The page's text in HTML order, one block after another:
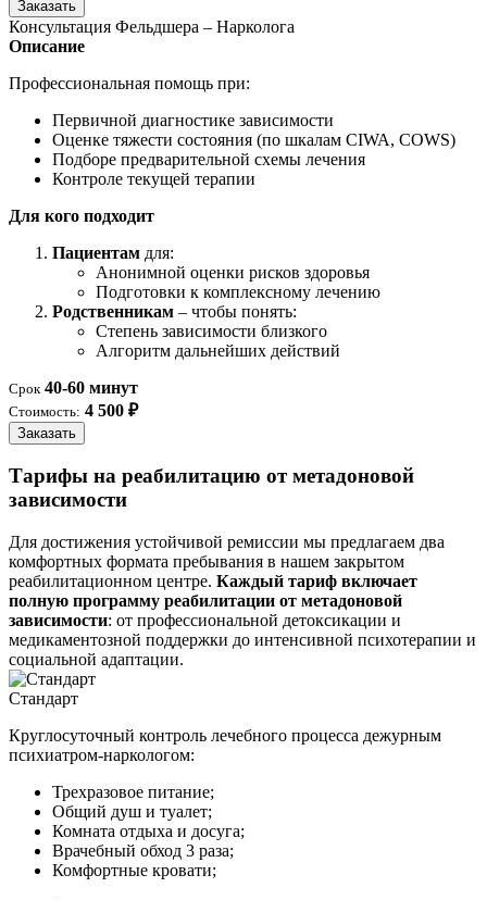
Заказать
Консультация Фельдшера – Нарколога
Описание
Профессиональная помощь при:
Первичной диагностике зависимости
Оценке тяжести состояния (по шкалам CIWA, COWS)
Подборе предварительной схемы лечения
Контроле текущей терапии
Для кого подходит
Пациентам для:
Анонимной оценки рисков здоровья
Подготовки к комплексному лечению
Родственникам – чтобы понять:
Степень зависимости близкого
Алгоритм дальнейших действий
Срок 40-60 минут
Стоимость: 4 500 ₽
Заказать
Тарифы на реабилитацию от метадоновой
зависимости
Для достижения устойчивой ремиссии мы предлагаем два
комфортных формата пребывания в нашем закрытом
реабилитационном центре. Каждый тариф включает
полную программу реабилитации от метадоновой
зависимости: от профессиональной детоксикации и
медикаментозной поддержки до интенсивной психотерапии и
социальной адаптации.
Стандарт
Круглосуточный контроль лечебного процесса дежурным
психиатром-наркологом:
Трехразовое питание;
Общий душ и туалет;
Комната отдыха и досуга;
Врачебный обход 3 раза;
Комфортные кровати;